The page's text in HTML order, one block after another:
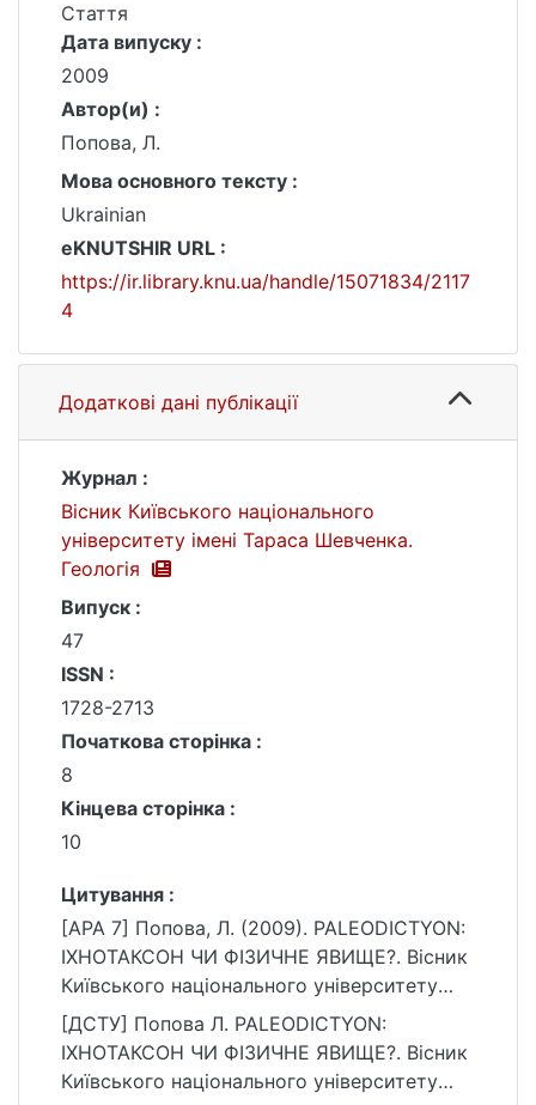
Стаття
Дата випуску :
2009
Автор(и) :
Попова, Л.
Мова основного тексту :
Ukrainian
eKNUTSHIR URL :
https://ir.library.knu.ua/handle/15071834/2117
4
Додаткові дані публікації
Журнал :
Вісник Київського національного
університету імені Тараса Шевченка.
Геологія
Випуск :
47
ISSN :
1728-2713
Початкова сторінка :
8
Кінцева сторінка :
10
Цитування :
[APA 7] Попова, Л. (2009). PALEODICTYON:
ІХНОТАКСОН ЧИ ФІЗИЧНЕ ЯВИЩЕ?. Вісник
Київського національного університету
імені Тараса Шевченка. Геологія, (47), 8–10.
https://ir.library.knu.ua/handle/15071834/2117
4
[ДСТУ] Попова Л. PALEODICTYON:
ІХНОТАКСОН ЧИ ФІЗИЧНЕ ЯВИЩЕ?. Вісник
Київського національного університету